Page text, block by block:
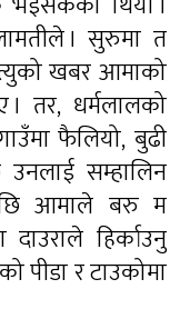
। सुरुमा त
खबर आमाको
तर, धर्मलालको
फैलियो, बुढी
सम्हालिन
आमाले बरु म
दाउराले हिर्काउनु
पीडा र टाउकोमा